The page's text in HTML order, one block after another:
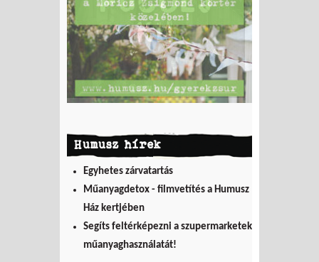
Humusz hírek
Egyhetes zárvatartás
Műanyagdetox - filmvetítés a Humusz
Ház kertjében
Segíts feltérképezni a szupermarketek
műanyaghasználatát!